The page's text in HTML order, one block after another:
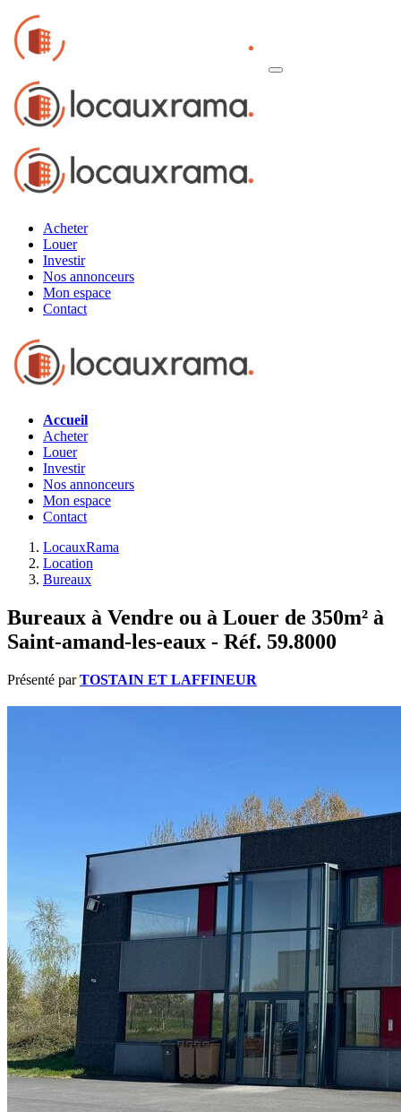
Acheter
Louer
Investir
Nos annonceurs
Mon espace
Contact
Accueil
Acheter
Louer
Investir
Nos annonceurs
Mon espace
Contact
LocauxRama
Location
Bureaux
Bureaux à Vendre ou à Louer de 350m² à
Saint-amand-les-eaux - Réf. 59.8000
Présenté parTOSTAIN ET LAFFINEUR